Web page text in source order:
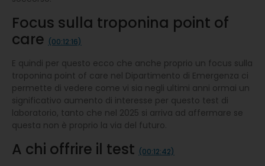
Focus sulla troponina point of
care (00:12:16)
E quindi per questo ecco che anche proprio un focus sulla
troponina point of care nel Dipartimento di Emergenza ci
permette di vedere come vi sia negli ultimi anni ormai un
significativo aumento di interesse per questo test di
laboratorio, tanto che nel 2025 si arriva ad affermare se
questa non è proprio la via del futuro.
A chi offrire il test (00:12:42)